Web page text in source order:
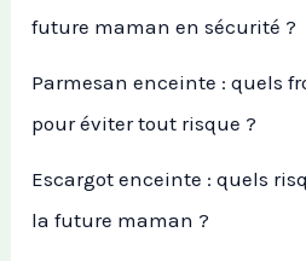
future maman en sécurité ?
Parmesan enceinte : quels
pour éviter tout risque ?
Escargot enceinte : quels
la future maman ?